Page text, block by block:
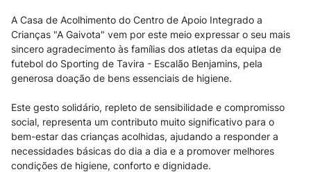
A Casa de Acolhimento do Centro de Apoio Integrado a
Crianças "A Gaivota" vem por este meio expressar o seu mais
sincero agradecimento às famílias dos atletas da equipa de
futebol do Sporting de Tavira - Escalão Benjamins, pela
generosa doação de bens essenciais de higiene.
Este gesto solidário, repleto de sensibilidade e compromisso
social, representa um contributo muito significativo para o
bem-estar das crianças acolhidas, ajudando a responder a
necessidades básicas do dia a dia e a promover melhores
condições de higiene, conforto e dignidade.